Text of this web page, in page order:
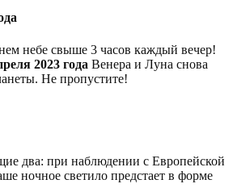
небе свыше 3 часов каждый вечер!
2023 года Венера и Луна снова
Не пропустите!
два: при наблюдении с Европейской
ночное светило предстает в форме